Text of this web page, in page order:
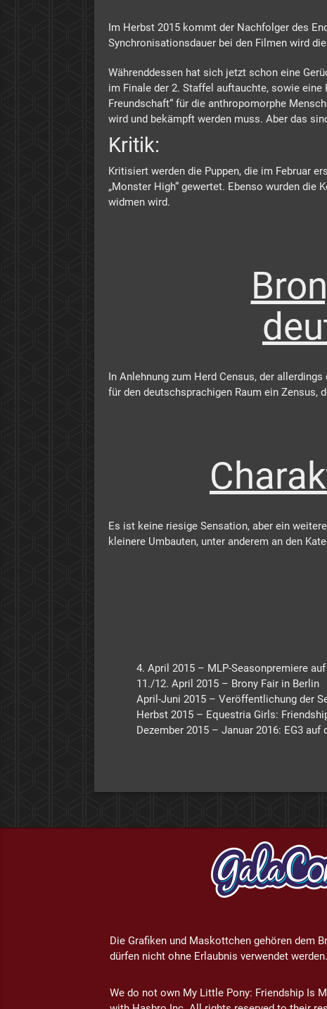
Im Herbst 2015 kommt der Nachfolger des
Synchronisationsdauer bei den Filmen wird
Währenddessen hat sich jetzt schon eine
im Finale der 2. Staffel auftauchte, sowie eine
Freundschaft“ für die anthropomorphe
wird und bekämpft werden muss. Aber das
Kritik:
Kritisiert werden die Puppen, die im Februar
„Monster High“ gewertet. Ebenso wurden
widmen wird.
In Anlehnung zum Herd Census, der
für den deutschsprachigen Raum ein
Es ist keine riesige Sensation, aber ein
kleinere Umbauten, unter anderem an den
4. April 2015 – MLP-Seasonpremiere
11./12. April 2015 – Brony Fair in Berlin
April-Juni 2015 – Veröffentlichung der
Herbst 2015 – Equestria Girls:
Dezember 2015 – Januar 2016: EG3 auf
Die Grafiken und Maskottchen gehören dem
dürfen nicht ohne Erlaubnis verwendet werden.
We do not own My Little Pony: Friendship Is